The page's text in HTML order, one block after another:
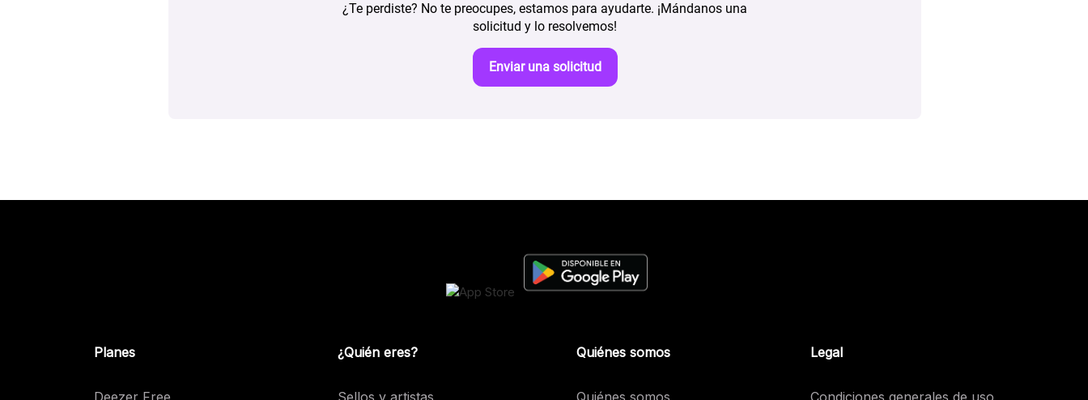
¿Te perdiste? No te preocupes, estamos para ayudarte. ¡Mándanos una
solicitud y lo resolvemos!
Enviar una solicitud
Planes
Deezer Free
¿Quién eres?
Sellos y artistas
Quiénes somos
Quiénes somos
Legal
Condiciones generales de uso